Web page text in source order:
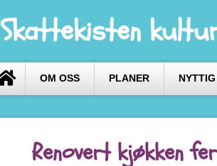
Skattekisten
OM OSS PLANER
Renovert kjøkken